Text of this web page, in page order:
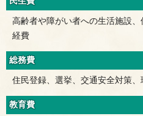
高齢者や障がい者への生活施設
経費
総務費
住民登録、選挙、交通安全対策
教育費